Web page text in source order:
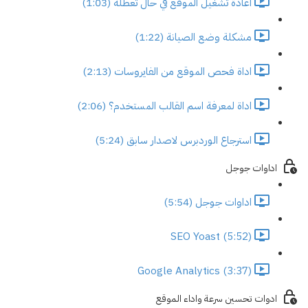
مشكلة وضع الصيانة (1:22)
اداة فحص الموقع من الفايروسات (2:13)
اداة لمعرفة اسم القالب المستخدم؟ (2:06)
استرجاع الوردبرس لاصدار سابق (5:24)
اداوات جوجل
اداوات جوجل (5:54)
SEO Yoast (5:52)
Google Analytics (3:37)
ادوات تحسين سرعة واداء الموقع